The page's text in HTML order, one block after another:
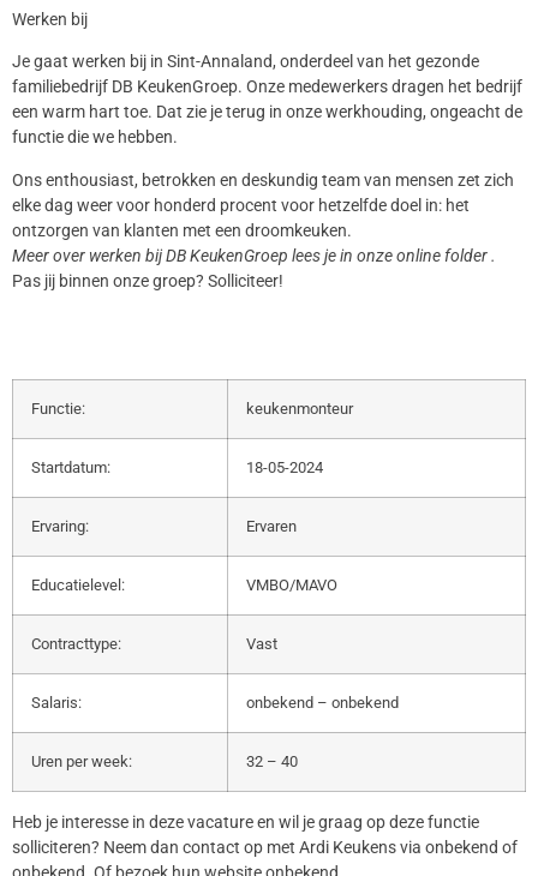
Werken bij
Je gaat werken bij in Sint-Annaland, onderdeel van het gezonde
familiebedrijf DB KeukenGroep. Onze medewerkers dragen het bedrijf
een warm hart toe. Dat zie je terug in onze werkhouding, ongeacht de
functie die we hebben.
Ons enthousiast, betrokken en deskundig team van mensen zet zich
elke dag weer voor honderd procent voor hetzelfde doel in: het
ontzorgen van klanten met een droomkeuken.
Meer over werken bij DB KeukenGroep lees je in onze online folder .
Pas jij binnen onze groep? Solliciteer!
Functie: keukenmonteur
Startdatum: 18-05-2024
Ervaring: Ervaren
Educatielevel: VMBO/MAVO
Contracttype: Vast
Salaris: onbekend – onbekend
Uren per week: 32 – 40
Heb je interesse in deze vacature en wil je graag op deze functie
solliciteren? Neem dan contact op met Ardi Keukens via onbekend of
onbekend. Of bezoek hun website onbekend.